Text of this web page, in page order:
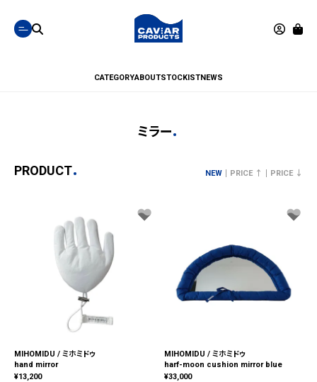
CATEGORYABOUTSTOCKISTNEWS
ミラー
PRODUCT NEW PRICE ↑ PRICE ↓
MIHOMIDU / ミホミドゥ
hand mirror
¥13,200
MIHOMIDU / ミホミドゥ
harf-moon cushion mirror blue
¥33,000